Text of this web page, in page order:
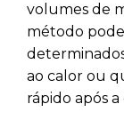
volumes de
método
ao calor ou
rápido após